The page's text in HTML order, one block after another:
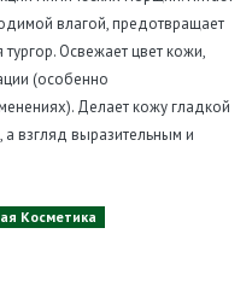
влагой, предотвращает
Освежает цвет кожи,
(особенно
Делает кожу гладкой
взгляд выразительным и
Косметика